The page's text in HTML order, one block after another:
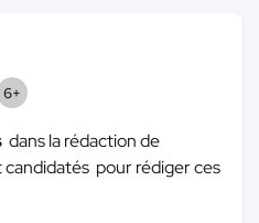
6+
dans la rédaction de
pour rédiger ces